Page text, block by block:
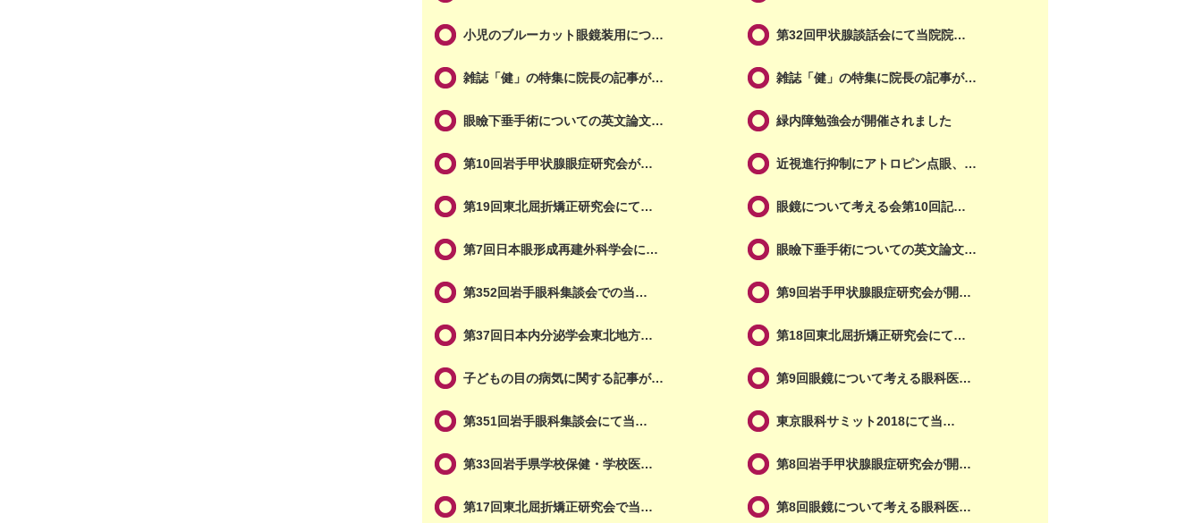
小児のブルーカット眼鏡装用につ… 第32回甲状腺談話会にて当院院…
雑誌「健」の特集に院長の記事が… 雑誌「健」の特集に院長の記事が…
眼瞼下垂手術についての英文論文… 緑内障勉強会が開催されました
第10回岩手甲状腺眼症研究会が… 近視進行抑制にアトロピン点眼、…
第19回東北屈折矯正研究会にて… 眼鏡について考える会第10回記…
第7回日本眼形成再建外科学会に… 眼瞼下垂手術についての英文論文…
第352回岩手眼科集談会での当… 第9回岩手甲状腺眼症研究会が開…
第37回日本内分泌学会東北地方… 第18回東北屈折矯正研究会にて…
子どもの目の病気に関する記事が… 第9回眼鏡について考える眼科医…
第351回岩手眼科集談会にて当… 東京眼科サミット2018にて当…
第33回岩手県学校保健・学校医… 第8回岩手甲状腺眼症研究会が開…
第17回東北屈折矯正研究会で当… 第8回眼鏡について考える眼科医…